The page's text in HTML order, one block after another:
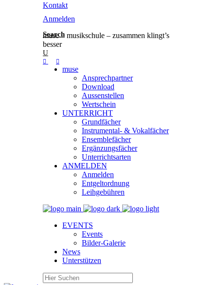
Kontakt
Anmelden
muse – musikschule – zusammen klingt’s
besser
Search
muse
Ansprechpartner
Download
Aussenstellen
Wertschein
UNTERRICHT
Grundfächer
Instrumental- & Vokalfächer
Ensemblefächer
Ergänzungsfächer
Unterrichtsarten
ANMELDEN
Anmelden
Entgeltordnung
Leihgebühren
EVENTS
Events
Bilder-Galerie
News
Unterstützen